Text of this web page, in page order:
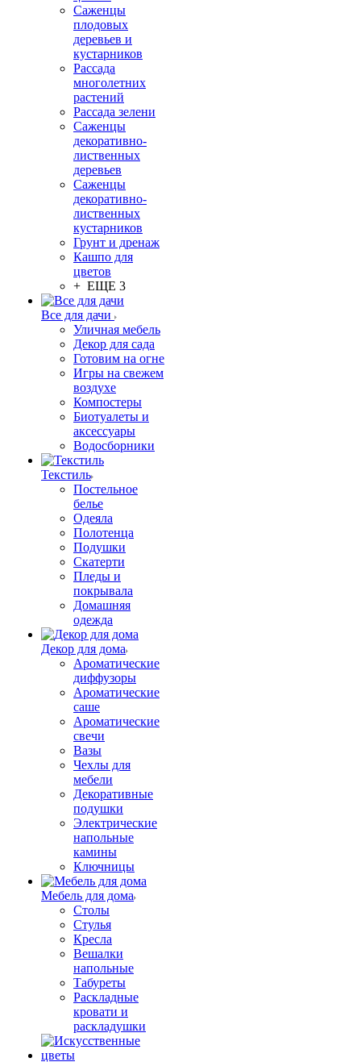
Саженцы
плодовых
деревьев и
кустарников
Рассада
многолетних
растений
Рассада зелени
Саженцы
декоративно-
лиственных
деревьев
Саженцы
декоративно-
лиственных
кустарников
Грунт и дренаж
Кашпо для
цветов
+ ЕЩЕ 3
Все для дачи
Уличная мебель
Декор для сада
Готовим на огне
Игры на свежем
воздухе
Компостеры
Биотуалеты и
аксессуары
Водосборники
Текстиль
Постельное
белье
Одеяла
Полотенца
Подушки
Скатерти
Пледы и
покрывала
Домашняя
одежда
Декор для дома
Ароматические
диффузоры
Ароматические
саше
Ароматические
свечи
Вазы
Чехлы для
мебели
Декоративные
подушки
Электрические
напольные
камины
Ключницы
Мебель для дома
Столы
Стулья
Кресла
Вешалки
напольные
Табуреты
Раскладные
кровати и
раскладушки